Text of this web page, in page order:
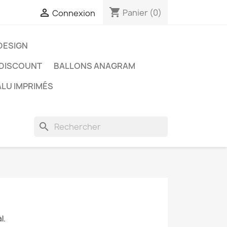
 Connexion shopping_cart Panier (0)
BALLONS ANAGRAM
IMPRIMÉS
search